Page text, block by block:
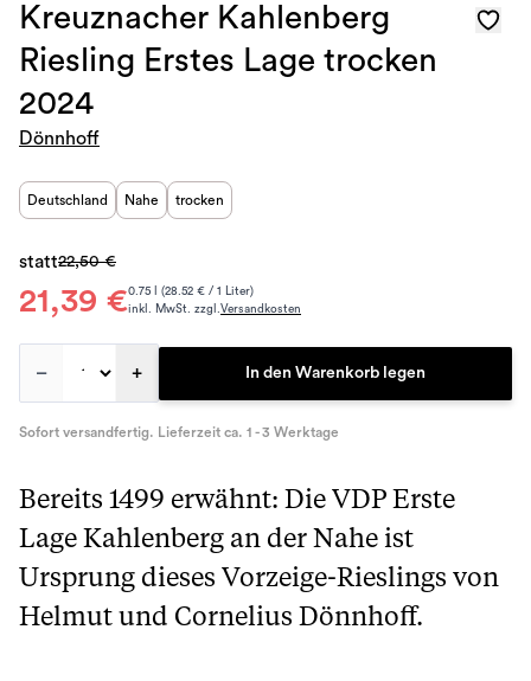
Kreuznacher Kahlenberg
Riesling Erstes Lage trocken
2024
Dönnhoff
Deutschland Nahe trocken
21,39 €
statt22,50 €
0.75 l (28.52 € / 1 Liter)
inkl. MwSt. zzgl.Versandkosten
– + In den Warenkorb legen
Sofort versandfertig. Lieferzeit ca. 1 - 3 Werktage
Bereits 1499 erwähnt: Die VDP Erste
Lage Kahlenberg an der Nahe ist
Ursprung dieses Vorzeige-Rieslings von
Helmut und Cornelius Dönnhoff.